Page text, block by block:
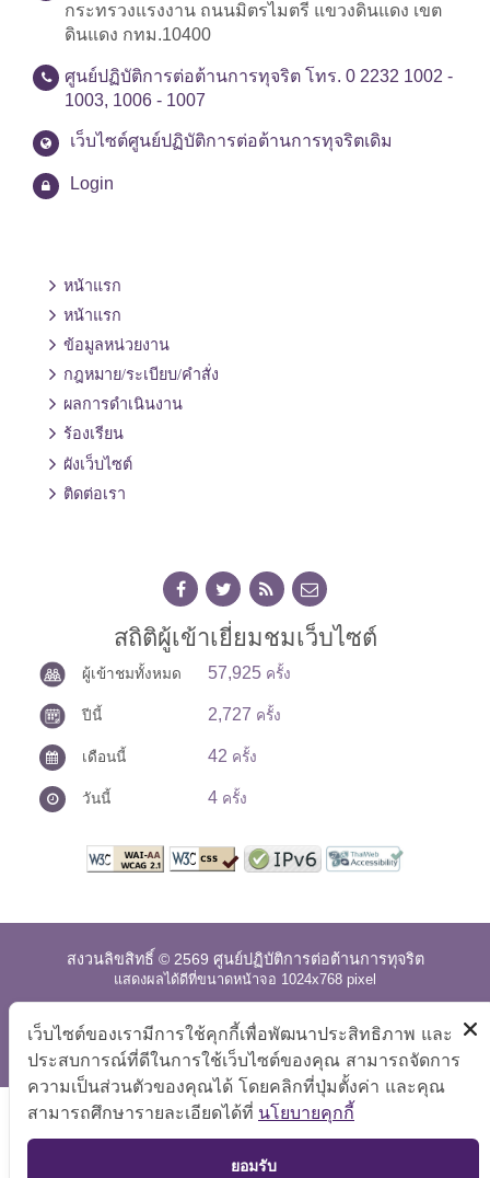
กระทรวงแรงงาน ถนนมิตรไมตรี แขวงดินแดง เขต
ดินแดง กทม.10400
ศูนย์ปฏิบัติการต่อต้านการทุจริต โทร. 0 2232 1002 -
1003, 1006 - 1007
เว็บไซต์ศูนย์ปฏิบัติการต่อต้านการทุจริตเดิม
Login
หน้าแรก
หน้าแรก
ข้อมูลหน่วยงาน
กฎหมาย/ระเบียบ/คำสั่ง
ผลการดำเนินงาน
ร้องเรียน
ผังเว็บไซต์
ติดต่อเรา
สถิติผู้เข้าเยี่ยมชมเว็บไซต์
ผู้เข้าชมทั้งหมด 57,925 ครั้ง
ปีนี้ 2,727 ครั้ง
เดือนนี้ 42 ครั้ง
วันนี้ 4 ครั้ง
สงวนลิขสิทธิ์ © 2569 ศูนย์ปฏิบัติการต่อต้านการทุจริต
แสดงผลได้ดีที่ขนาดหน้าจอ 1024x768 pixel
แผนผังเว็บไซต์ คำถามที่พบบ่อย นโยบายเว็บไซต์
|
การปฏิเสธความรับผิด
TOP
เว็บไซต์ของเรามีการใช้คุกกี้เพื่อพัฒนาประสิทธิภาพ และ
ประสบการณ์ที่ดีในการใช้เว็บไซต์ของคุณ สามารถจัดการ
ความเป็นส่วนตัวของคุณได้ โดยคลิกที่ปุ่มตั้งค่า และคุณ
สามารถศึกษารายละเอียดได้ที่ นโยบายคุกกี้
ยอมรับ